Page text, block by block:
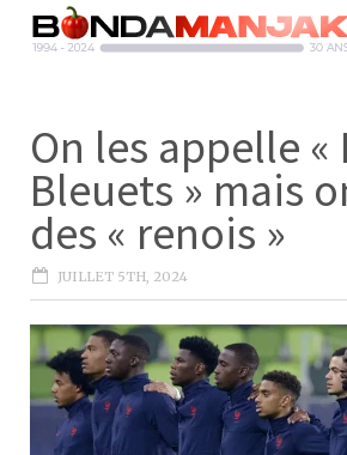
On les appelle «
Bleuets » mais
des « renois »
JUILLET 5TH, 2024